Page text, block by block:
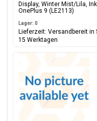
Display, Winter Mist/Lila,
OnePlus 9 (LE2113)
Lager: 0
Lieferzeit: Versandbereit in
15 Werktagen